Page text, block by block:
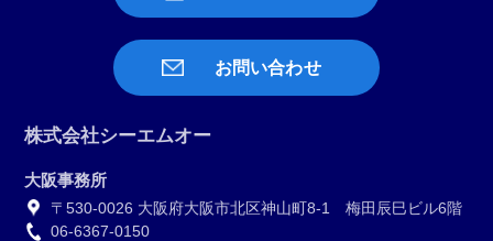
お問い合わせ
株式会社シーエムオー
大阪事務所
〒530-0026 大阪府大阪市北区神山町8-1 梅田辰巳ビル6階
06-6367-0150